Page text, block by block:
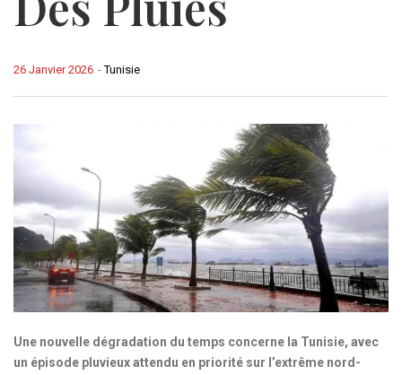
-Tunisie
26 Janvier 2026
Une nouvelle dégradation du temps concerne la Tunisie, avec
un épisode pluvieux attendu en priorité sur l’extrême nord-